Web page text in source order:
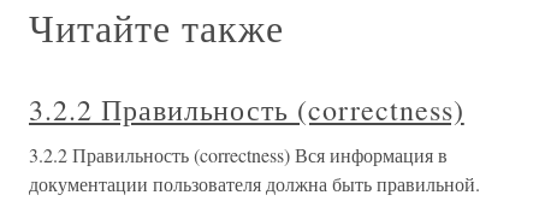
Читайте также
3.2.2 Правильность (correctness)
3.2.2 Правильность (correctness) Вся информация в
документации пользователя должна быть правильной.